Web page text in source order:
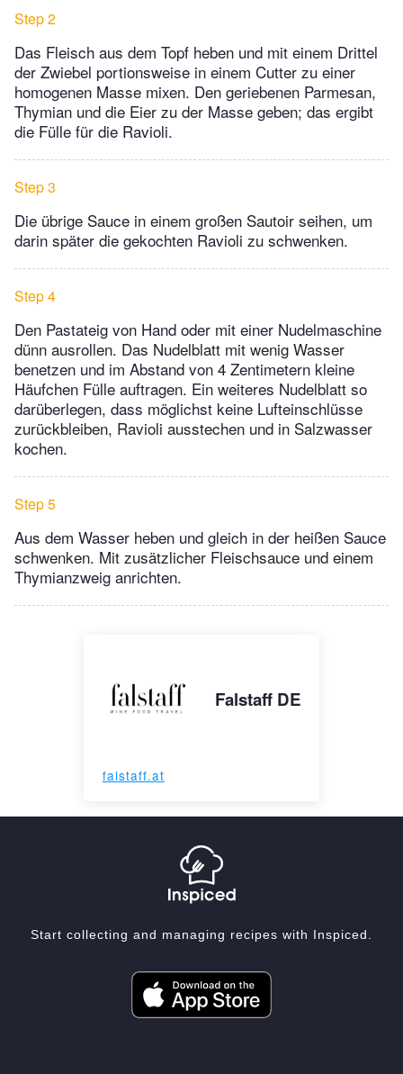
Step 2
Das Fleisch aus dem Topf heben und mit einem Drittel
der Zwiebel portionsweise in einem Cutter zu einer
homogenen Masse mixen. Den geriebenen Parmesan,
Thymian und die Eier zu der Masse geben; das ergibt
die Fülle für die Ravioli.
Step 3
Die übrige Sauce in einem großen Sautoir seihen, um
darin später die gekochten Ravioli zu schwenken.
Step 4
Den Pastateig von Hand oder mit einer Nudelmaschine
dünn ausrollen. Das Nudelblatt mit wenig Wasser
benetzen und im Abstand von 4 Zentimetern kleine
Häufchen Fülle auftragen. Ein weiteres Nudelblatt so
darüberlegen, dass möglichst keine Lufteinschlüsse
zurückbleiben, Ravioli ausstechen und in Salzwasser
kochen.
Step 5
Aus dem Wasser heben und gleich in der heißen Sauce
schwenken. Mit zusätzlicher Fleischsauce und einem
Thymianzweig anrichten.
Falstaff DE
falstaff.at
Start collecting and managing recipes with Inspiced.